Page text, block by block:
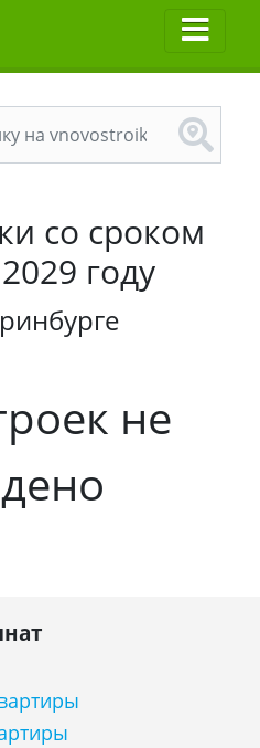
со сроком
году
не